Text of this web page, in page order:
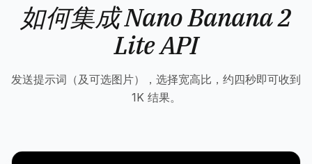
如何集成 Nano Banana 2
Lite API
发送提示词（及可选图片），选择宽高比，约四秒即可收到
1K 结果。